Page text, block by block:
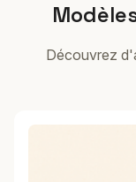
Découvrez